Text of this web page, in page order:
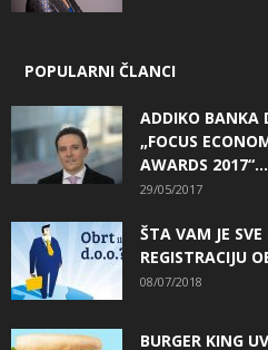
POPULARNI ČLANCI
ADDIKO BANKA
„FOCUS
AWARDS 2017“...
29/05/2017
ŠTA VAM JE
REGISTRACIJU
08/07/2018
BURGER KING